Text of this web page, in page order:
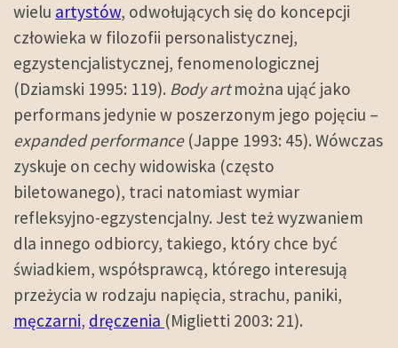
wielu artystów, odwołujących się do koncepcji
człowieka w filozofii personalistycznej,
egzystencjalistycznej, fenomenologicznej
(Dziamski 1995: 119). Body artmożna ująć jako
performans jedynie w poszerzonym jego pojęciu –
expanded performance(Jappe 1993: 45). Wówczas
zyskuje on cechy widowiska (często
biletowanego), traci natomiast wymiar
refleksyjno-egzystencjalny. Jest też wyzwaniem
dla innego odbiorcy, takiego, który chce być
świadkiem, współsprawcą, którego interesują
przeżycia w rodzaju napięcia, strachu, paniki,
męczarni, dręczenia (Miglietti 2003: 21).